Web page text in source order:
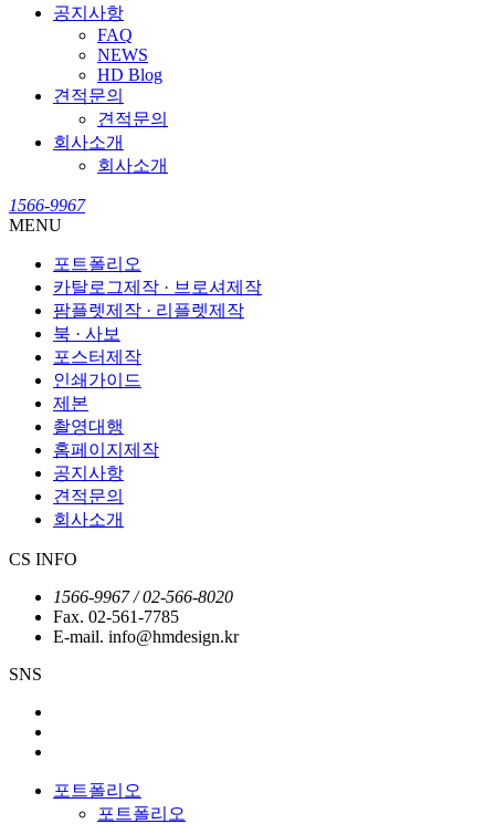
공지사항
FAQ
NEWS
HD Blog
견적문의
견적문의
회사소개
회사소개
1566-9967
MENU
포트폴리오
카탈로그제작 · 브로셔제작
팜플렛제작 · 리플렛제작
북 · 사보
포스터제작
인쇄가이드
제본
촬영대행
홈페이지제작
공지사항
견적문의
회사소개
CS INFO
1566-9967 / 02-566-8020
Fax. 02-561-7785
E-mail. info@hmdesign.kr
SNS
포트폴리오
포트폴리오